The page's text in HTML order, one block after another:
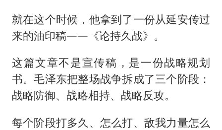
就在这个时候，他拿到了一份从延安传过
来的油印稿——《论持久战》。
这篇文章不是宣传稿，是一份战略规划
书。毛泽东把整场战争拆成了三个阶段：
战略防御、战略相持、战略反攻。
每个阶段打多久、怎么打、敌我力量怎么